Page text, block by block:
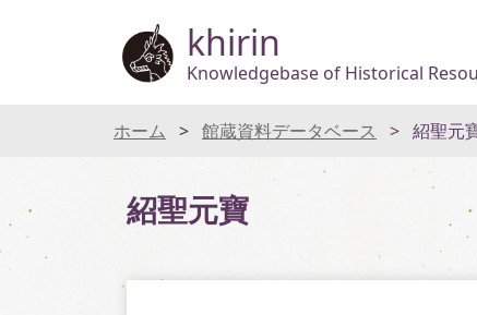
khirin
Knowledgebase of Historical
ホーム 館蔵資料データベース 紹聖元
紹聖元寶